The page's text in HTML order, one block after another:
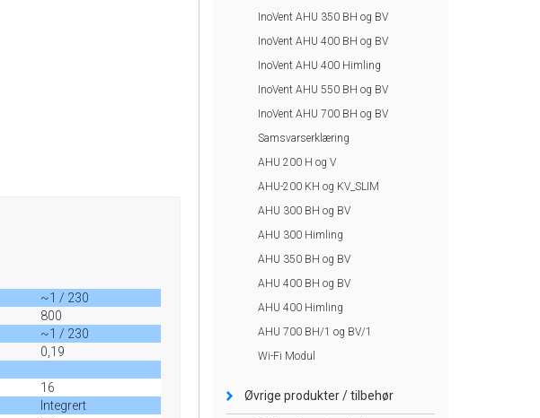
~1 / 230
800
~1 / 230
0,19
16
Integrert
InoVent AHU 350 BH og BV
InoVent AHU 400 BH og BV
InoVent AHU 400 Himling
InoVent AHU 550 BH og BV
InoVent AHU 700 BH og BV
Samsvarserklæring
AHU 200 H og V
AHU-200 KH og KV_SLIM
AHU 300 BH og BV
AHU 300 Himling
AHU 350 BH og BV
AHU 400 BH og BV
AHU 400 Himling
AHU 700 BH/1 og BV/1
Wi-Fi Modul
Øvrige produkter / tilbehør